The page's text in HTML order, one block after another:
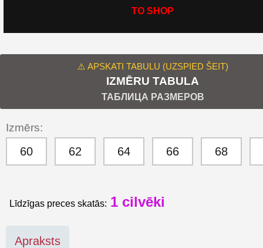
TO SHOP
⚠️ APSKATI TABULU (UZSPIED ŠEIT)
IZMĒRU TABULA
ТАБЛИЦА РАЗМЕРОВ
Izmērs:
60 62 64 66 68
Līdzīgas preces skatās: 1 cilvēki
Apraksts